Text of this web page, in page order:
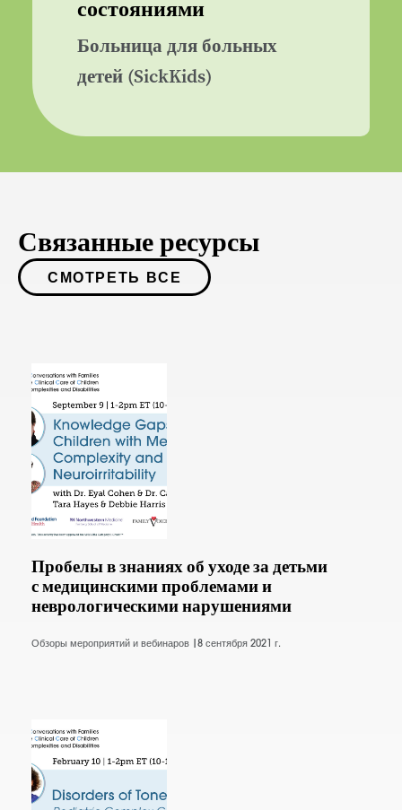
состояниями
Больница для больных
детей (SickKids)
Связанные ресурсы
СМОТРЕТЬ ВСЕ
Пробелы в знаниях об уходе за детьми
с медицинскими проблемами и
неврологическими нарушениями
Обзоры мероприятий и вебинаров | 8 сентября 2021 г.